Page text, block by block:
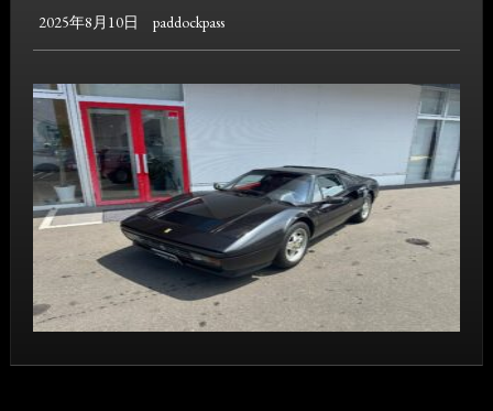
2025年8月10日 paddockpass